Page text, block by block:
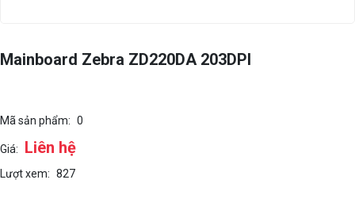
Mainboard Zebra ZD220DA 203DPI
Mã sản phẩm: 0
Giá: Liên hệ
Lượt xem: 827